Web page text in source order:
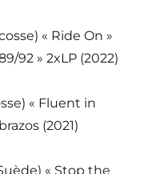
« Ride On »
92 » 2xLP (2022)
« Fluent in
(2021)
« Stop the